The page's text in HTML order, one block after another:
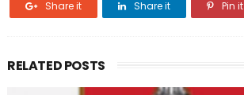
Share it Share it Pin it
RELATED POSTS